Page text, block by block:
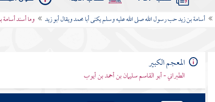
أسامة بن زيد حب رسول الله صلى الله عليه وسلم يكنى أبا محمد ويقال أبو زيد وما أسند
المعجم الكبير
الطبراني - أبو القاسم سليمان بن أحمد بن أيوب